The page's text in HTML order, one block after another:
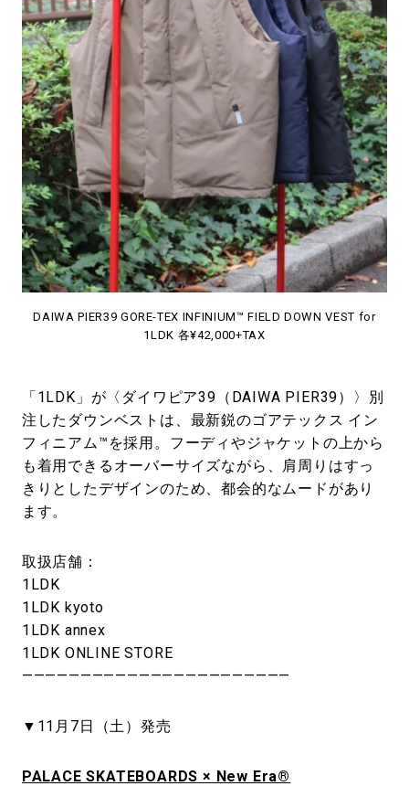
DAIWA PIER39 GORE-TEX INFINIUM™ FIELD DOWN VEST for
1LDK 各¥42,000+TAX
「1LDK」が〈ダイワピア39（DAIWA PIER39）〉別
注したダウンベストは、最新鋭のゴアテックス イン
フィニアム™️を採用。フーディやジャケットの上から
も着用できるオーバーサイズながら、肩周りはすっ
きりとしたデザインのため、都会的なムードがあり
ます。
取扱店舗：
1LDK
1LDK kyoto
1LDK annex
1LDK ONLINE STORE
———————————————————————
▼11月7日（土）発売
PALACE SKATEBOARDS × New Era®